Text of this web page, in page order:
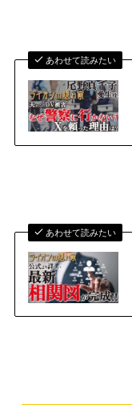
あわせて読みたい
あわせて読みたい